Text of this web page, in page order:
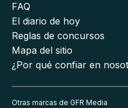
FAQ
El diario de hoy
Reglas de concursos
Mapa del sitio
¿Por qué confiar en
Otras marcas de GFR Media